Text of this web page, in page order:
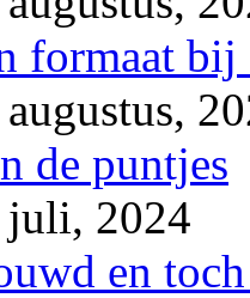
formaat bij
de puntjes
juli, 2024
en